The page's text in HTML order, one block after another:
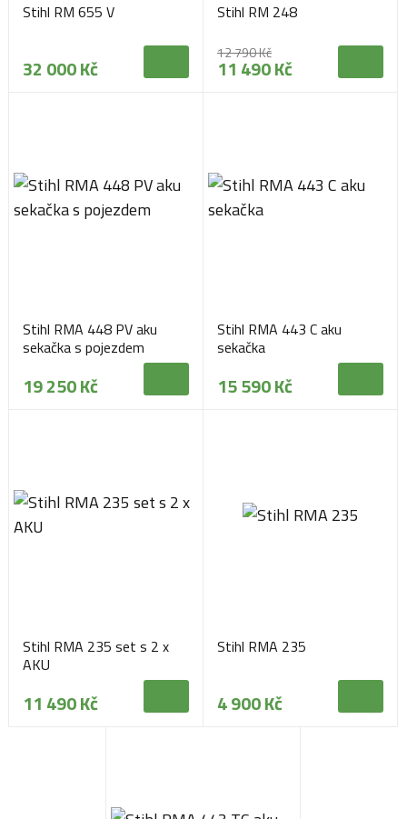
Stihl RM 655 V
32 000 Kč
Stihl RM 248
12 790 Kč
11 490 Kč
Stihl RMA 448 PV aku
sekačka s pojezdem
19 250 Kč
Stihl RMA 443 C aku
sekačka
15 590 Kč
Stihl RMA 235 set s 2 x
AKU
11 490 Kč
Stihl RMA 235
4 900 Kč